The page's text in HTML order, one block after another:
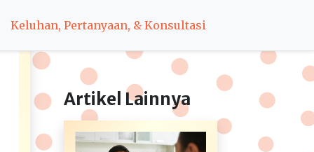
Keluhan, Pertanyaan, & Konsultasi
Artikel Lainnya